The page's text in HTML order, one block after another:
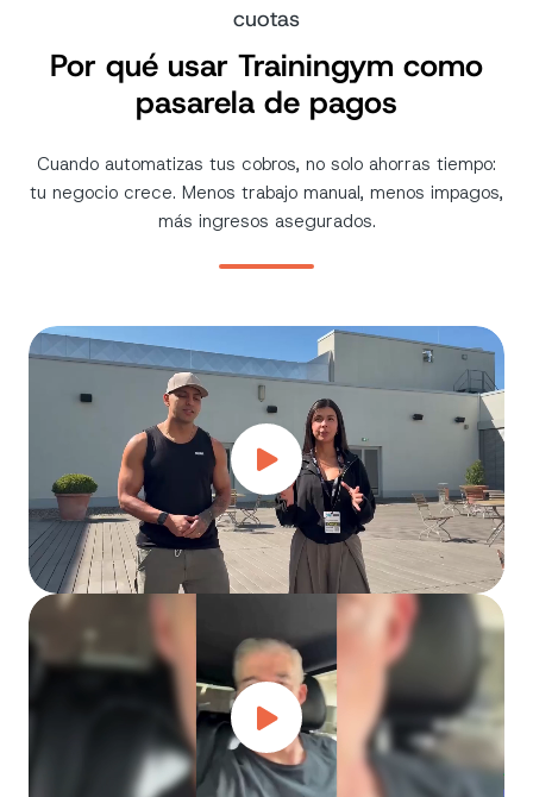
cuotas
Por qué usar Trainingym como
pasarela de pagos
Cuando automatizas tus cobros, no solo ahorras tiempo:
tu negocio crece. Menos trabajo manual, menos impagos,
más ingresos asegurados.